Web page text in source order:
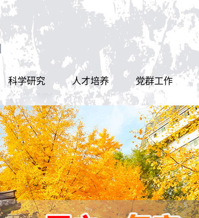
科学研究 人才培养 党群工作